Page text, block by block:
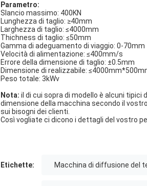
Parametro:
Slancio massimo: 400KN
Lunghezza di taglio: ≥40mm
Larghezza di taglio: ≤4000mm
Thichness di taglio: ≤50mm
Gamma di adeguamento di viaggio: 0-70mm
Velocità di alimentazione: ≤400mm/s
Errore della dimensione di taglio: ±0.5mm
Dimensione di realizzabile:
Peso totale: 3kWv
Nota: il di cui sopra di modello è alcuni
dimensione della macchina secondo il
sui bisogni dei clienti.
Così vogliate ci dicono i dettagli del vostro
Etichette: Macchina di diffusione del